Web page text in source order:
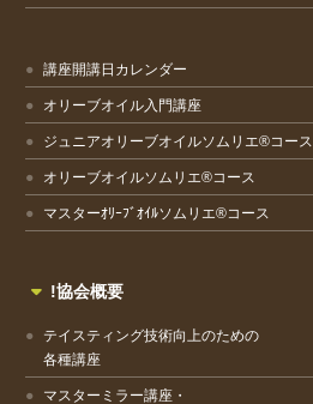
講座開講日カレンダー
オリーブオイル入門講座
ジュニアオリーブオイルソムリエ®コース
オリーブオイルソムリエ®コース
マスターｵﾘｰﾌﾞｵｲﾙソムリエ®コース
!協会概要
テイスティング技術向上のための
各種講座
マスターミラー講座・